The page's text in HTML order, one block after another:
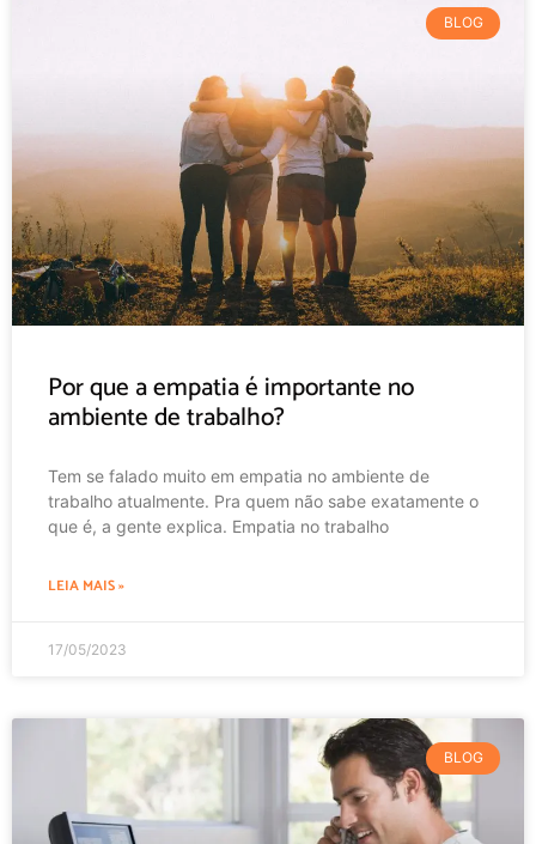
BLOG
Por que a empatia é importante no
ambiente de trabalho?
Tem se falado muito em empatia no ambiente de
trabalho atualmente. Pra quem não sabe exatamente o
que é, a gente explica. Empatia no trabalho
LEIA MAIS »
17/05/2023
BLOG